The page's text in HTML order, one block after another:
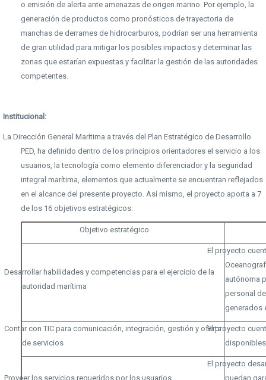
o emisión de alerta ante amenazas de origen marino. Por ejemplo, la
generación de productos como pronósticos de trayectoria de
manchas de derrames de hidrocarburos, podrían ser una herramienta
de gran utilidad para mitigar los posibles impactos y determinar las
zonas que estarían expuestas y facilitar la gestión de las autoridades
competentes.
Institucional:
La Dirección General Marítima a través del Plan Estratégico de Desarrollo
PED, ha definido dentro de los principios orientadores el servicio a los
usuarios, la tecnología como elemento diferenciador y la seguridad
integral marítima, elementos que actualmente se encuentran reflejados
en el alcance del presente proyecto. Así mismo, el proyecto aporta a 7
de los 16 objetivos estratégicos:
Objetivo estratégico
Desarrollar habilidades y competencias para el ejercicio de la
autoridad marítima
El proyecto
autónoma
personal
generados
Contar con TIC para comunicación, integración, gestión y oferta
de servicios
El proyecto
Proveer los servicios requeridos por los usuarios
El proyecto
puedan